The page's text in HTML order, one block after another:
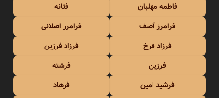
فاطمه مهلبان
فتانه
فرامرز آصف
فرامرز اصلانی
فرزاد فرخ
فرزاد فرزین
فرزین
فرشته
فرشید امین
فرهاد